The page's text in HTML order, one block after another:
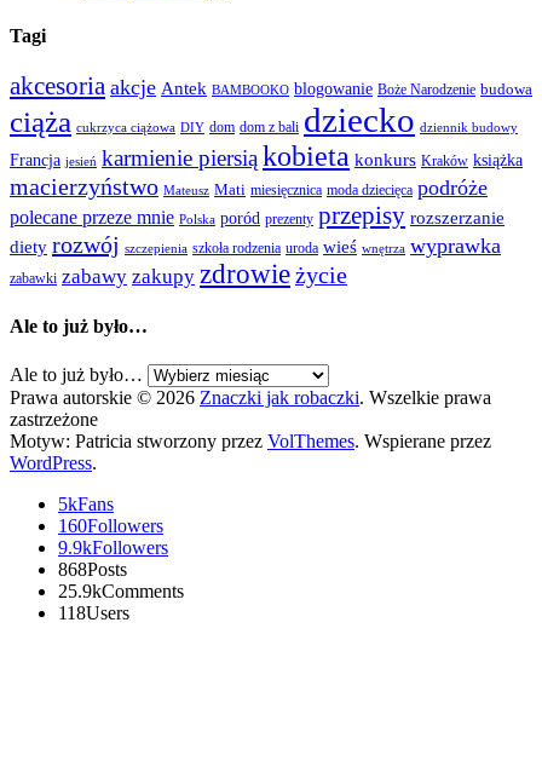
Tagi
akcesoria akcje Antek BAMBOOKO blogowanie Boże Narodzenie budowa
ciąża cukrzyca ciążowa DIY dom dom z bali dziecko dziennik budowy
Francja jesień karmienie piersiąkobieta konkurs Kraków książka
macierzyństwo Mateusz Mati miesięcznica moda dziecięca podróże
polecane przeze mnie Polska poród prezenty przepisy rozszerzanie
diety rozwój szczepienia szkoła rodzenia uroda wieś wnętrza wyprawka
zabawki zabawy zakupy zdrowieżycie
Ale to już było…
Ale to już było…
Prawa autorskie © 2026 Znaczki jak robaczki. Wszelkie prawa
zastrzeżone
Motyw: Patricia stworzony przez VolThemes. Wspierane przez
WordPress.
5kFans
160Followers
9.9kFollowers
868Posts
25.9kComments
118Users